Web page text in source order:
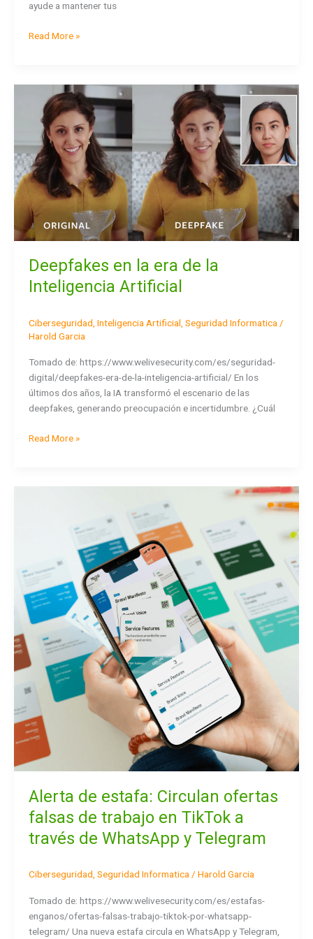
ayude a mantener tus
Read More »
Deepfakes en la era de la
Inteligencia Artificial
Ciberseguridad Inteligencia Artificial Seguridad Informatica /
Harold Garcia
Tomado de: https://www.welivesecurity.com/es/seguridad-
digital/deepfakes-era-de-la-inteligencia-artificial/ En los
últimos dos años, la IA transformó el escenario de las
deepfakes, generando preocupación e incertidumbre. ¿Cuál
Deepfakes
era
de
la
Inteligencia
Artificial
Read More »
Alerta de estafa: Circulan ofertas
falsas de trabajo en TikTok a
través de WhatsApp y Telegram
Ciberseguridad, Seguridad Informatica/ Harold Garcia
Tomado de: https://www.welivesecurity.com/es/estafas-
enganos/ofertas-falsas-trabajo-tiktok-por-whatsapp-
telegram/ Una nueva estafa circula en WhatsApp y Telegram,
falsas
trabajo
en
a
través
WhatsApp
Telegram